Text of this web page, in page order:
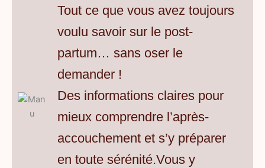
Tout ce que vous avez toujours
voulu savoir sur le post-
partum… sans oser le
demander !
Des informations claires pour
mieux comprendre l’après-
accouchement et s’y préparer
en toute sérénité.Vous y